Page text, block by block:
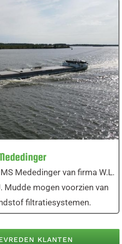
Mededinger van firma W.L.
Mudde mogen voorzien van
filtratiesystemen.
KLANTEN